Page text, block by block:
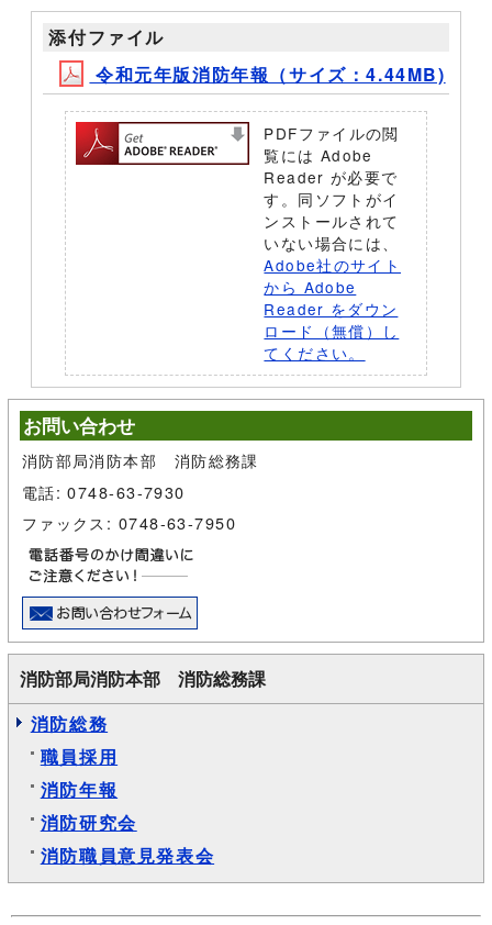
添付ファイル
令和元年版消防年報（サイズ：4.44MB)
PDFファイルの閲
覧には Adobe
Reader が必要で
す。同ソフトがイ
ンストールされて
いない場合には、
Adobe社のサイト
から Adobe
Reader をダウン
ロード（無償）し
てください。
お問い合わせ
消防部局消防本部 消防総務課
電話: 0748-63-7930
ファックス: 0748-63-7950
消防部局消防本部 消防総務課
消防総務
職員採用
消防年報
消防研究会
消防職員意見発表会